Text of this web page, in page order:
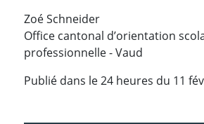
Zoé Schneider
Office cantonal d’orientation
professionnelle - Vaud
Publié dans le 24 heures du 11